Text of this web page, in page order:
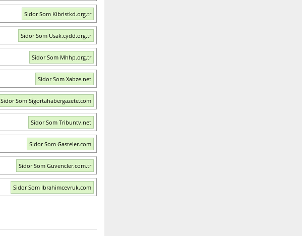
Sidor Som Kibristkd.org.tr
Sidor Som Usak.cydd.org.tr
Sidor Som Mhhp.org.tr
Sidor Som Xabze.net
Sidor Som Sigortahabergazete.com
Sidor Som Tribuntv.net
Sidor Som Gasteler.com
Sidor Som Guvencler.com.tr
Sidor Som Ibrahimcevruk.com